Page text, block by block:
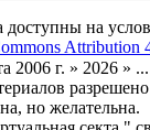
доступны на
Attribution
2006 г. » 2026 »
но желательна.